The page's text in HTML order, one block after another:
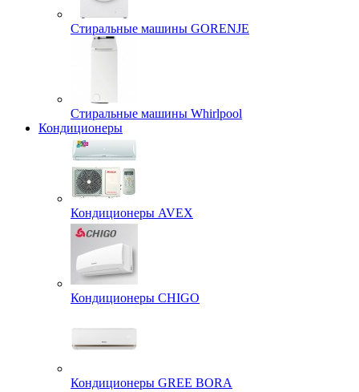
Стиральные машины GORENJE
Стиральные машины Whirlpool
Кондиционеры
Кондиционеры AVEX
Кондиционеры CHIGO
Кондиционеры GREE BORA